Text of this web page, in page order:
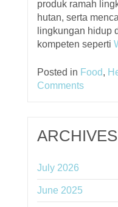
produk ramah
hutan, serta
lingkungan hidup
kompeten seperti
Posted in Food,
Comments
ARCHIVES
July 2026
June 2025